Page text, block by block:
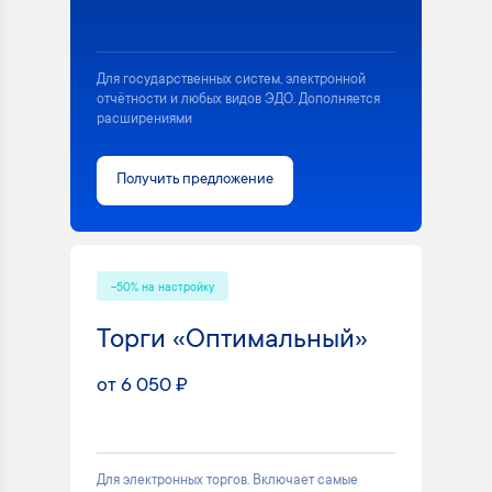
Для государственных систем, электронной
отчётности и любых видов ЭДО. Дополняется
расширениями
Получить предложение
-50% на настройку
Торги «Оптимальный»
от 6 050 ₽
Для электронных торгов. Включает самые